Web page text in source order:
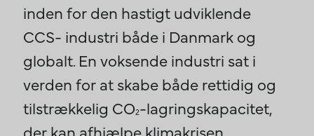
inden for den hastigt udviklende
CCS- industri både i Danmark og
globalt. En voksende industri sat i
verden for at skabe både rettidig og
tilstrækkelig CO2-lagringskapacitet,
der kan afhjælpe klimakrisen.